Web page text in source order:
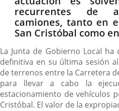
recurrentes de
camiones, tanto en
San Cristóbal como
La Junta de Gobierno Local
definitiva en su última sesión
de terrenos entre la Carretera
para llevar a cabo la
estacionamiento de vehículos
Cristóbal. El valor de la